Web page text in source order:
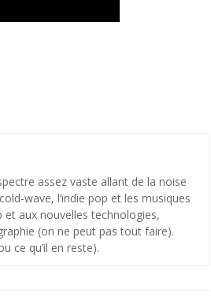
assez vaste allant de la noise
wave, l’indie pop et les musiques
et aux nouvelles technologies,
(on ne peut pas tout faire).
ce qu’il en reste).